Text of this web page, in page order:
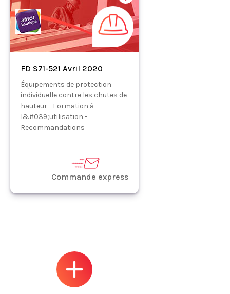
FD S71-521 Avril 2020
Équipements de protection
individuelle contre les chutes de
hauteur - Formation à
l&#039;utilisation -
Recommandations
Commande express